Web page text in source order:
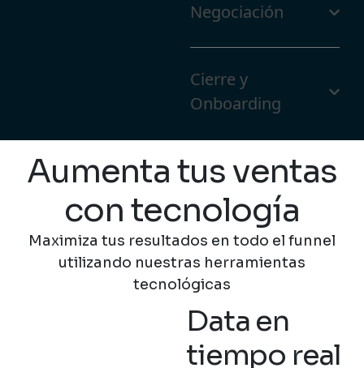
Negociación
Cierre y
Onboarding
Aumenta tus ventas
con tecnología
Maximiza tus resultados en todo el funnel
utilizando nuestras herramientas
tecnológicas
Data en
tiempo real